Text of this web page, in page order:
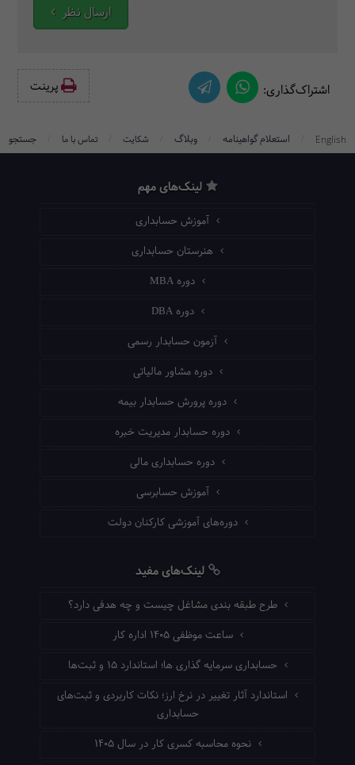
ارسال نظر
اشتراک‌گذاری: پرینت‌
English استعلام گواهینامه وبلاگ شکایت تماس با ما جستجو
لینک‌های مهم
آموزش حسابداری
هنرستان حسابداری
دوره MBA
دوره DBA
آزمون حسابدار رسمی
دوره مشاور مالیاتی
دوره پرورش حسابدار بیمه
دوره حسابدار مدیریت خبره
دوره حسابداری مالی
آموزش حسابرسی
دوره‌های آموزشی کارکنان دولت
لینک‌های مفید
طرح طبقه بندی مشاغل چیست و چه هدفی دارد؟
ساعت موظفی ۱۴۰۵ اداره کار
حسابداری سرمایه گذاری ها؛ استاندارد ۱۵ و ثبت‌ها
استاندارد آثار تغییر در نرخ ارز؛ نکات کاربردی و ثبت‌های
حسابداری
نحوه محاسبه کسری کار در سال ۱۴۰۵